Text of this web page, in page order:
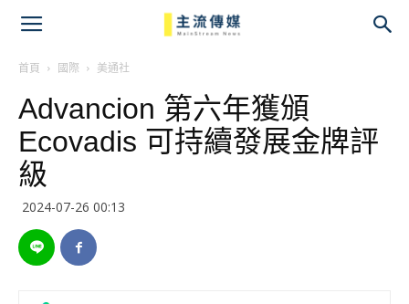
首頁 國際 美通社
Advancion 第六年獲頒
Ecovadis 可持續發展金牌評
級
2024-07-26 00:13